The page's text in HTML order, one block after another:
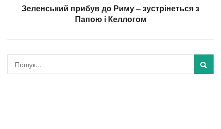
Зеленський прибув до Риму – зустрінеться з
Папою і Келлогом